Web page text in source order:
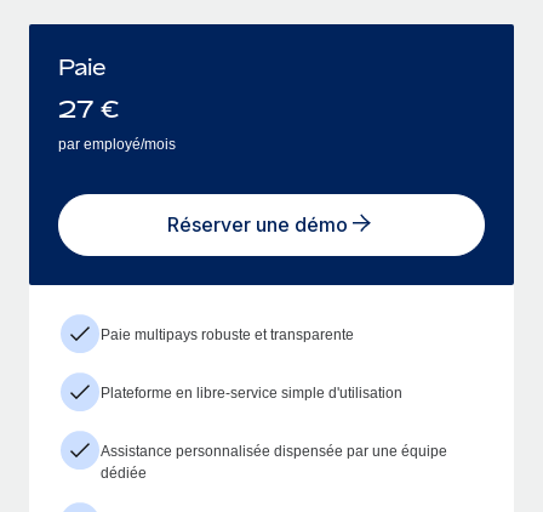
Paie
27 €
par employé/mois
Réserver une démo
Paie multipays robuste et transparente
Plateforme en libre-service simple d'utilisation
Assistance personnalisée dispensée par une équipe
dédiée